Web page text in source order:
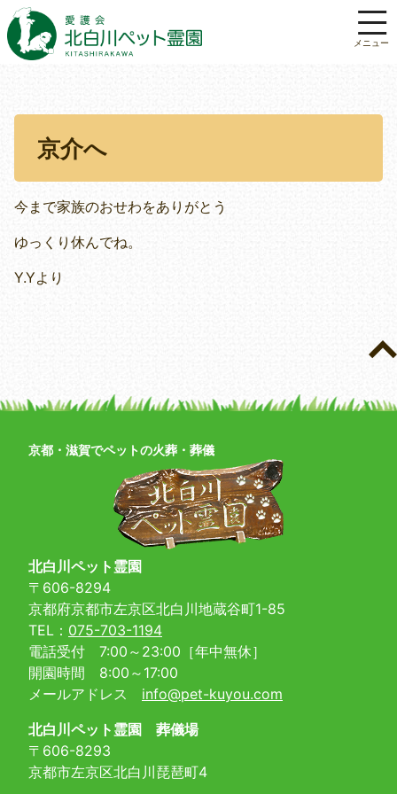
京介へ
今まで家族のおせわをありがとう
ゆっくり休んでね。
Y.Yより
京都・滋賀でペットの火葬・葬儀
北白川ペット霊園
〒606-8294
京都府京都市左京区北白川地蔵谷町1-85
TEL： 075-703-1194
電話受付 7:00～23:00［年中無休］
開園時間 8:00～17:00
メールアドレス info@pet-kuyou.com
北白川ペット霊園 葬儀場
〒606-8293
京都市左京区北白川琵琶町4